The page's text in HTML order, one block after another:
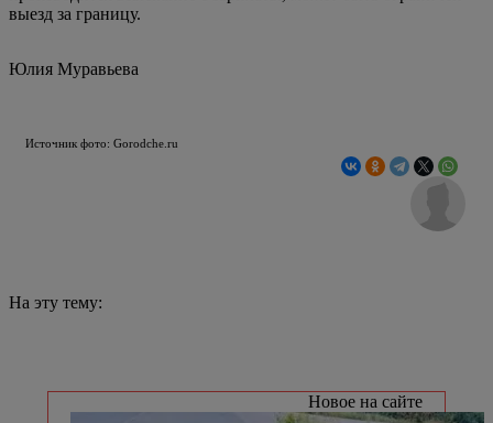
выезд за границу.
Юлия Муравьева
Источник фото: Gorodche.ru
На эту тему:
Новое на сайте